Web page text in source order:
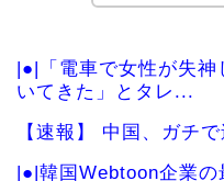
|●|「電車で女性が失
いてきた」とタレ...
【速報】 中国、ガチで
|●|韓国Webtoon企業